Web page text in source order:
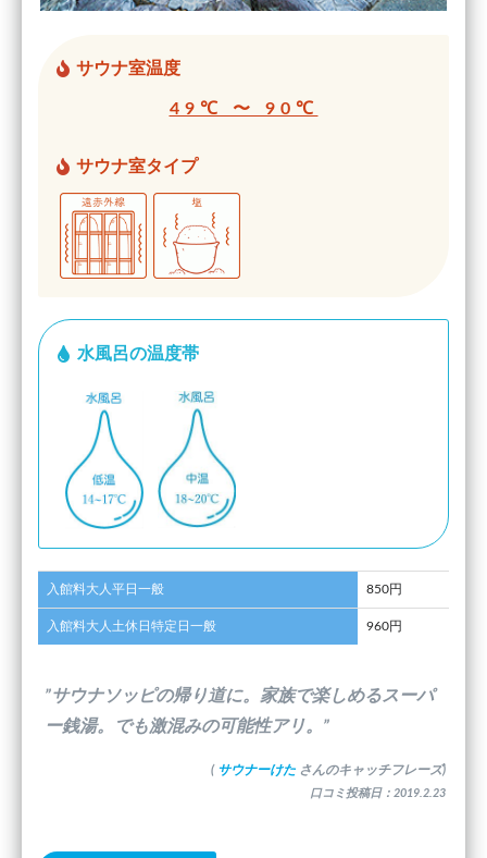
サウナ室温度
49℃ 〜 90℃
サウナ室タイプ
水風呂の温度帯
入館料大人平日一般 850円
入館料大人土休日特定日一般 960円
”サウナソッピの帰り道に。家族で楽しめるスーパ
ー銭湯。でも激混みの可能性アリ。”
( サウナーけた さんのキャッチフレーズ)
口コミ投稿日：2019.2.23